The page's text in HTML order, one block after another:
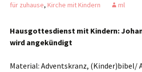
für zuhause, Kirche mit Kindern ml
Hausgottesdienst mit Kindern:
wird angekündigt
Material: Adventskranz, (Kinder)bibel/